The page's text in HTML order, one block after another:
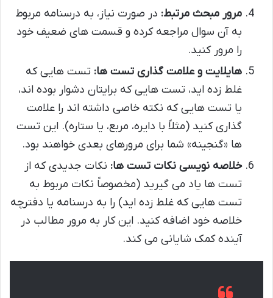
مرور مبحث مرتبط: در صورت نیاز، به درسنامه مربوط
به آن سوال مراجعه کرده و قسمت های ضعیف خود
را مرور کنید.
هایلایت و علامت گذاری تست ها: تست هایی که
غلط زده اید، تست هایی که برایتان دشوار بوده اند،
یا تست هایی که نکته خاصی داشته اند را علامت
گذاری کنید (مثلاً با دایره، مربع، یا ستاره). این تست
ها «گنجینه» شما برای مرورهای بعدی خواهند بود.
خلاصه نویسی نکات تست ها: نکات جدیدی که از
تست ها یاد می گیرید (مخصوصاً نکات مربوط به
تست هایی که غلط زده اید) را به درسنامه یا دفترچه
خلاصه خود اضافه کنید. این کار به مرور مطالب در
آینده کمک شایانی می کند.